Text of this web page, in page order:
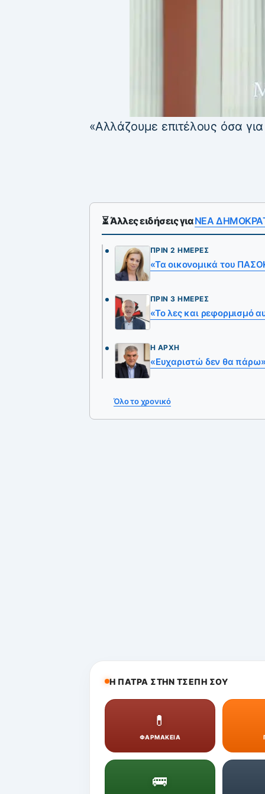
«Αλλάζουμε επιτέλους όσα
⏳ Άλλες ειδήσεις γιαΝΕΑ
ΠΡΙΝ 2 ΗΜΈΡΕΣ
«Τα οικονομικά του
ΠΡΙΝ 3 ΗΜΈΡΕΣ
«Το λες και ρεφορμισμό
Η ΑΡΧΉ
«Ευχαριστώ δεν θα
Όλο το χρονικό
Η ΠΑΤΡΑ ΣΤΗΝ ΤΣΕΠΗ ΣΟΥ
💊
ΦΑΡΜΑΚΕΙΑ
🚌